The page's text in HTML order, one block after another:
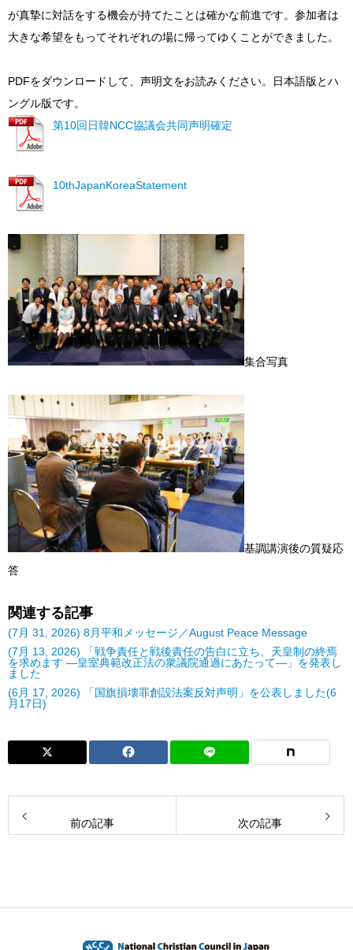
が真摯に対話をする機会が持てたことは確かな前進です。参加者は
大きな希望をもってそれぞれの場に帰ってゆくことができました。
PDFをダウンロードして、声明文をお読みください。日本語版とハ
ングル版です。
第10回日韓NCC協議会共同声明確定
10thJapanKoreaStatement
集合写真
基調講演後の質疑応
答
関連する記事
(7月 31, 2026) 8月平和メッセージ／August Peace Message
(7月 13, 2026) 「戦争責任と戦後責任の告白に立ち、天皇制の終焉
を求めます ―皇室典範改正法の衆議院通過にあたって―」を発表し
ました
(6月 17, 2026) 「国旗損壊罪創設法案反対声明」を公表しました(6
月17日)
前の記事 次の記事